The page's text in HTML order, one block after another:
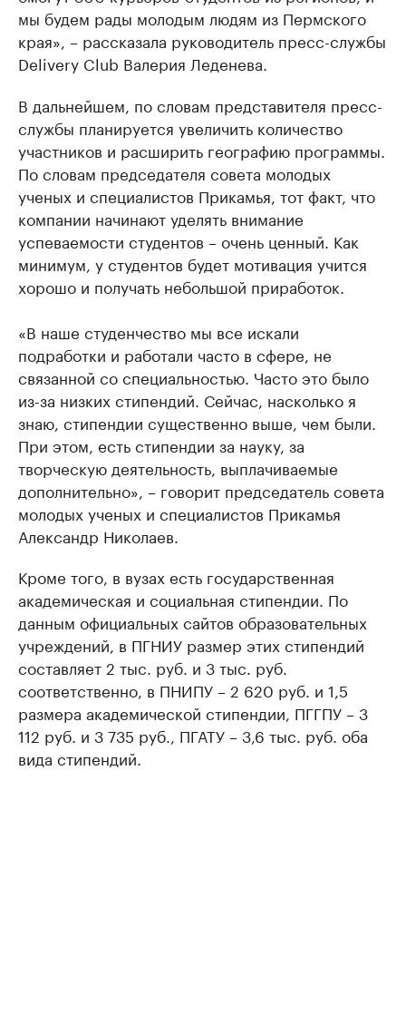
мы будем рады молодым людям из Пермского
края», – рассказала руководитель пресс-службы
Delivery Club Валерия Леденева.
В дальнейшем, по словам представителя пресс-
службы планируется увеличить количество
участников и расширить географию программы.
По словам председателя совета молодых
ученых и специалистов Прикамья, тот факт, что
компании начинают уделять внимание
успеваемости студентов – очень ценный. Как
минимум, у студентов будет мотивация учится
хорошо и получать небольшой приработок.
«В наше студенчество мы все искали
подработки и работали часто в сфере, не
связанной со специальностью. Часто это было
из-за низких стипендий. Сейчас, насколько я
знаю, стипендии существенно выше, чем были.
При этом, есть стипендии за науку, за
творческую деятельность, выплачиваемые
дополнительно», – говорит председатель совета
молодых ученых и специалистов Прикамья
Александр Николаев.
Кроме того, в вузах есть государственная
академическая и социальная стипендии. По
данным официальных сайтов образовательных
учреждений, в ПГНИУ размер этих стипендий
составляет 2 тыс. руб. и 3 тыс. руб.
соответственно, в ПНИПУ – 2 620 руб. и 1,5
размера академической стипендии, ПГГПУ – 3
112 руб. и 3 735 руб., ПГАТУ – 3,6 тыс. руб. оба
вида стипендий.